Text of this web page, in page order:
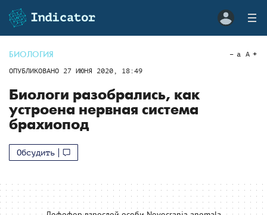
БИОЛОГИЯ
ОПУБЛИКОВАНО 27 ИЮНЯ 2020, 18:49
a A
Биологи разобрались, как
устроена нервная система
брахиопод
Обсудить